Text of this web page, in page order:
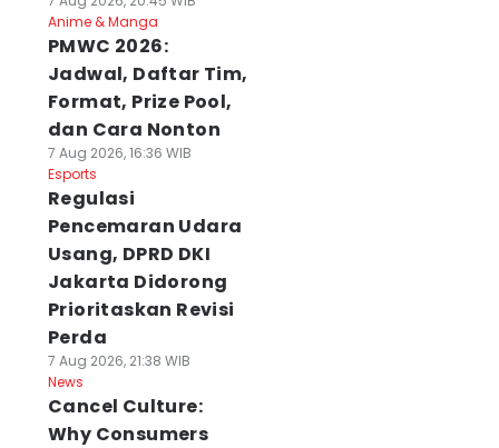
Anime & Manga
PMWC 2026:
Jadwal, Daftar Tim,
Format, Prize Pool,
dan Cara Nonton
7 Aug 2026, 16:36 WIB
Esports
Regulasi
Pencemaran Udara
Usang, DPRD DKI
Jakarta Didorong
Prioritaskan Revisi
Perda
7 Aug 2026, 21:38 WIB
News
Cancel Culture:
Why Consumers